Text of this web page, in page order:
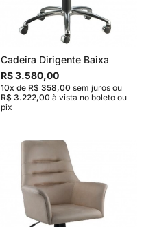
Cadeira Dirigente Baixa
R$ 3.580,00
10x de R$ 358,00 sem juros ou
R$ 3.222,00 à vista no boleto ou
pix